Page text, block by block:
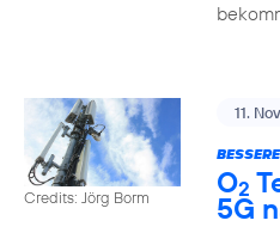
Credits: Jörg Borm
11.
O2
5G